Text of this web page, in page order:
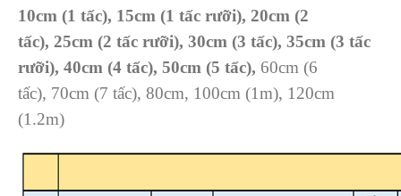
10cm (1 tấc), 15cm (1 tấc rưỡi), 20cm (2
tấc), 25cm (2 tấc rưỡi), 30cm (3 tấc), 35cm (3 tấc
rưỡi), 40cm (4 tấc), 50cm (5 tấc), 60cm (6
tấc), 70cm (7 tấc), 80cm, 100cm (1m), 120cm
(1.2m)